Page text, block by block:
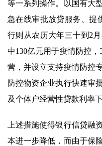
等一系列操作。以国有大
急在线审批放贷服务、提
行则从农历大年三十到2
中130亿元用于疫情防控
营，并设立支持疫情防控
防控物资企业执行快速审
及个体户经营性贷款利率
上述措施使得银行信贷融
本进一步降低，而由于保